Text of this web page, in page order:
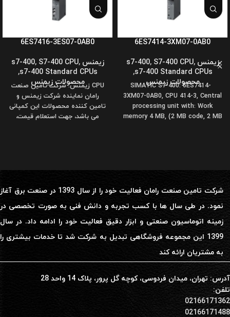
6ES7414-3XM07-0AB0
زیمنس s7-400 , S7-400 CPU,
s7-400 Standard CPUs
,
محصولات زیمنس
SIMATIC S7-400: 6ES7414-
3XM07-0AB0, CPU 414-3, Central
processing unit with: Work
memory 4 MB, (2 MB code, 2 MB
6ES7416-3ES07-0AB0
زیمنس s7-400 , S7-400 CPU,
s7-400 Standard CPUs
,
محصولات زیمنس
CPU زیمنس: شرکت تامین صنعت
رامان نماینده شرکت زیمنس و
تامین کننده محصولات این کمپانی
می باشد، جهت استعلام قیمت،
شرکت تامین صنعت رامان فعالیت خود را از سال 1393 در صنعت برق آغاز
نمود. در طی سال ها با کسب تجربه و دانش فنی به صورت تخصصی در
زمینه اتوماسیون صنعتی و ابزار دقیق فعالیت خود را ادامه داد. در سال
1399 این مجموعه فروشگاهی تبدیل به شرکت شد تا خدمات بیشتری را
به مشتریان ارائه کند
آدرس: تهران، میدان فردوسی، کوچه گل پرور، پلاک 14 واحد 28
تلفن:
02166171362
02166171488